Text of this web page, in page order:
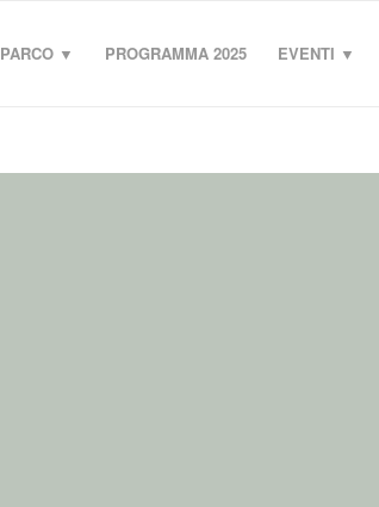
PARCO ▼ PROGRAMMA 2025 EVENTI ▼